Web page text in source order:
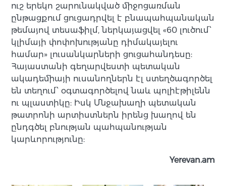
ուշ երեկո շարունակված միջոցառման
ընթացքում ցուցադրվել է բնապահպանական
թեմայով տեսաֆիլմ, ներկայացվել «60 լուծում՝
կլիմայի փոփոխությանը դիմակայելու
համար» լուսանկարների ցուցահանդեսը:
Հայաստանի գեղարվեստի պետական
ակադեմիայի ուսանողներն էլ ստեղծագործել
են տեղում՝ օգտագործելով նաև պոլիէթիլենն
ու պլաստիկը: Իսկ Մնջախաղի պետական
թատրոնի արտիստներն իրենց խաղով են
ընդգծել բնության պահպանության
կարևորությունը:
Yerevan.am